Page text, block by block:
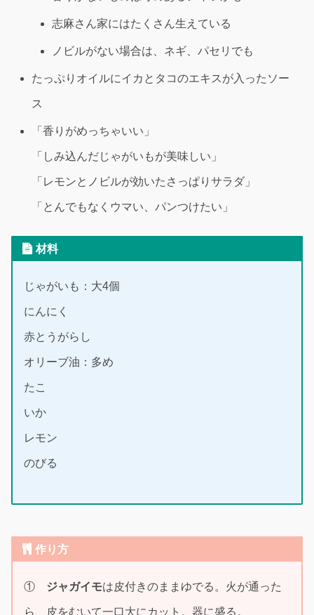
志麻さん家にはたくさん生えている
ノビルがない場合は、ネギ、パセリでも
たっぷりオイルにイカとタコのエキスが入ったソー
ス
「香りがめっちゃいい」
「しみ込んだじゃがいもが美味しい」
「レモンとノビルが効いたさっぱりサラダ」
「とんでもなくウマい、パンつけたい」
材料
じゃがいも：大4個
にんにく
赤とうがらし
オリーブ油：多め
たこ
いか
レモン
のびる
作り方
① ジャガイモは皮付きのままゆでる。火が通った
ら、皮をむいて一口大にカット。器に盛る。